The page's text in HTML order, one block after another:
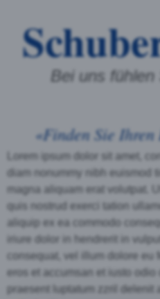
Bei uns fühlen
«Finden Sie
Lorem ipsum dolor sit amet,
diam nonummy nibh euismod
magna aliquam erat volutpat.
quis nostrud exerci tation
aliquip ex ea commodo
iriure dolor in hendrerit in
consequat, vel illum dolore eu
eros et accumsan et iusto odio
praesent luptatum zzril delenit